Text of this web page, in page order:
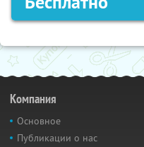
Компания
Основное
Публикации о нас